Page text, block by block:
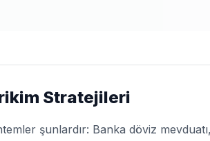
Stratejileri
şunlardır: Banka döviz